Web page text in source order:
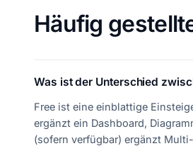
Häufig
Was ist der Unterschied
Free ist eine einblattige
ergänzt ein Dashboard,
(sofern verfügbar) ergänzt